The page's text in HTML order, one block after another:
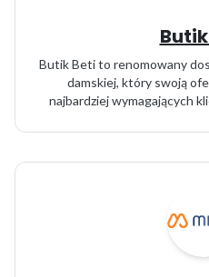
Butik Beti to renomowany
damskiej, który swoją
najbardziej wymagających